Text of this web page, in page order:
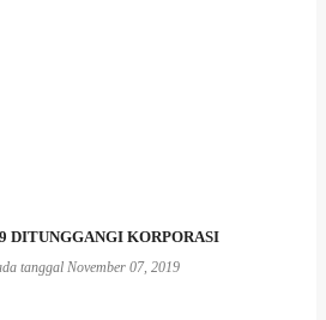
DITUNGGANGI KORPORASI
tanggal November 07, 2019